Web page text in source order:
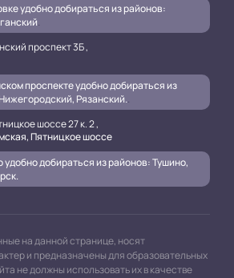
удобно добираться из районов:
.
проспект 3Б ,
проспекте удобно добираться из
Рязанский..
шоссе 27 к. 2 ,
Пятницкое шоссе
добираться из районов: Тушино,
на данной странице, носят
и предназначены для образовательных
не должны использовать их в качестве